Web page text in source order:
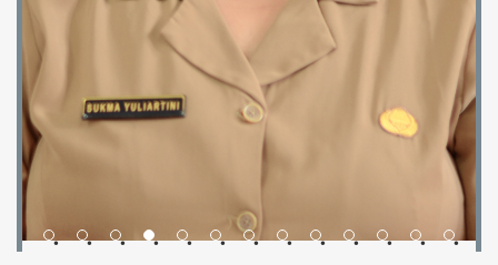
• • • • • • • • • • • • •